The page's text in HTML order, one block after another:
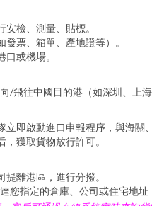
檢、測量、貼標。
票、箱單、產地證等）。
或機場。
/飛往中國目的港（如深圳、上
立即啟動進口申報程序，與海關
，獲取貨物放行許可。
離港區，進行分撥。
您指定的倉庫、公司或住宅地址